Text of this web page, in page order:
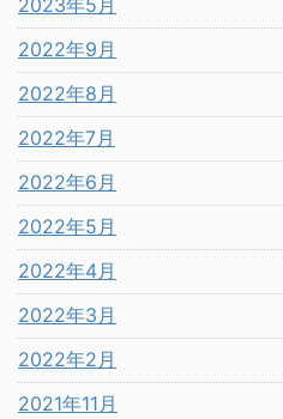
2023年5月
2022年9月
2022年8月
2022年7月
2022年6月
2022年5月
2022年4月
2022年3月
2022年2月
2021年11月